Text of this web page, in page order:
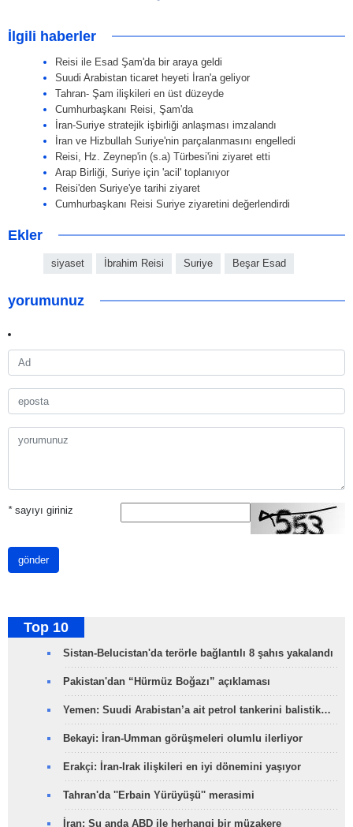
İlgili haberler
Reisi ile Esad Şam'da bir araya geldi
Suudi Arabistan ticaret heyeti İran'a geliyor
Tahran- Şam ilişkileri en üst düzeyde
Cumhurbaşkanı Reisi, Şam'da
İran-Suriye stratejik işbirliği anlaşması imzalandı
İran ve Hizbullah Suriye'nin parçalanmasını engelledi
Reisi, Hz. Zeynep'in (s.a) Türbesi'ini ziyaret etti
Arap Birliği, Suriye için 'acil' toplanıyor
Reisi'den Suriye'ye tarihi ziyaret
Cumhurbaşkanı Reisi Suriye ziyaretini değerlendirdi
Ekler
siyaset İbrahim Reisi Suriye Beşar Esad
yorumunuz
*sayıyı giriniz
gönder
Top 10
Sistan-Belucistan'da terörle bağlantılı 8 şahıs yakalandı
Pakistan'dan “Hürmüz Boğazı” açıklaması
Yemen: Suudi Arabistan’a ait petrol tankerini balistik…
Bekayi: İran-Umman görüşmeleri olumlu ilerliyor
Erakçi: İran-Irak ilişkileri en iyi dönemini yaşıyor
Tahran'da ''Erbain Yürüyüşü'' merasimi
İran: Şu anda ABD ile herhangi bir müzakere